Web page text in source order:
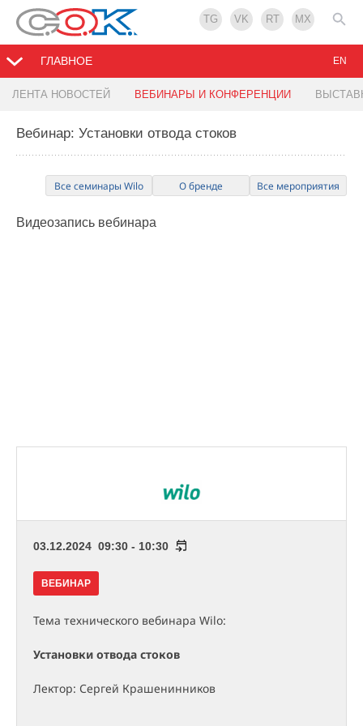
TG VK RT MX
ГЛАВНОЕ
ЛЕНТА НОВОСТЕЙ ВЕБИНАРЫ И КОНФЕРЕНЦИИ
EN
Вебинар: Установки отвода стоков
Все семинары Wilo О бренде Все мероприятия
Видеозапись вебинара
03.12.2024 09:30 - 10:30
ВЕБИНАР
Тема технического вебинара Wilo:
Установки отвода стоков
Лектор: Сергей Крашенинников